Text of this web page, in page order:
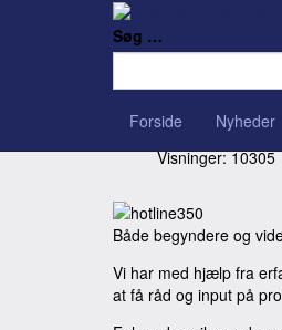
Søg …
Forside Nyheder
Hotline for
Detaljer
24. januar 2016
Visninger: 10305
Både begyndere og
Vi har med hjælp fra
at få råd og input på